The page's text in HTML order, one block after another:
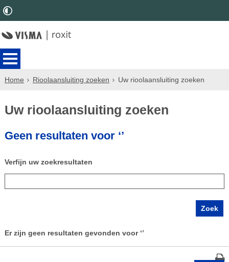
Home Rioolaansluiting zoeken Uw rioolaansluiting zoeken
Uw rioolaansluiting zoeken
Geen resultaten voor ‘’
Verfijn uw zoekresultaten
Er zijn geen resultaten gevonden voor ‘’